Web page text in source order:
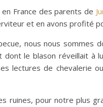
en France des parents de
et en avons profité
nous nous sommes
dont le blason réveillait à
lectures de chevalerie
ruines, pour notre plus